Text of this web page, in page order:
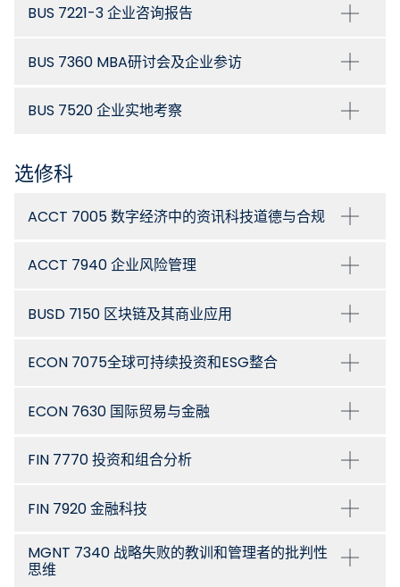
BUS 7221-3 企业咨询报告
BUS 7360 MBA研讨会及企业参访
BUS 7520 企业实地考察
选修科
ACCT 7005 数字经济中的资讯科技道德与合规
ACCT 7940 企业风险管理
BUSD 7150 区块链及其商业应用
ECON 7075全球可持续投资和ESG整合
ECON 7630 国际贸易与金融
FIN 7770 投资和组合分析
FIN 7920 金融科技
MGNT 7340 战略失败的教训和管理者的批判性
思维